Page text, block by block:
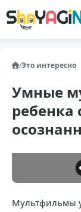
/Это интересно
Умные
ребенка
Мультфильмы